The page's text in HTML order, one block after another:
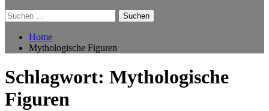
Suchen
nach:
Home
Mythologische Figuren
Schlagwort: Mythologische
Figuren